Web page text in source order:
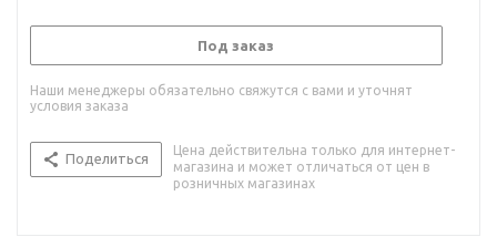
Под заказ
Наши менеджеры обязательно свяжутся с вами и уточнят
условия заказа
Поделиться
Цена действительна только для интернет-
магазина и может отличаться от цен в
розничных магазинах